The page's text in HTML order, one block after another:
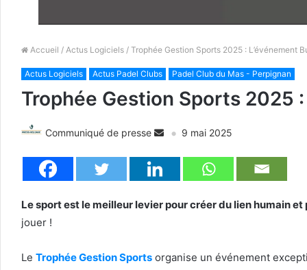
Accueil / Actus Logiciels / Trophée Gestion Sports 2025 : L’événement
Actus Logiciels Actus Padel Clubs Padel Club du Mas - Perpignan
Trophée Gestion Sports 2025
Communiqué de presse 9 mai 2025
Le sport est le meilleur levier pour créer du lien humain
jouer !
Le Trophée Gestion Sports organise un événement